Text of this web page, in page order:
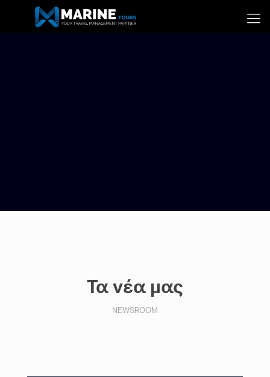
Τα νέα μας
NEWSROOM